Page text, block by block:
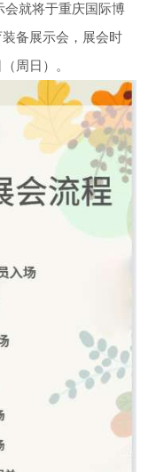
会就将于重庆国际博
备展示会，展会时
周日）。